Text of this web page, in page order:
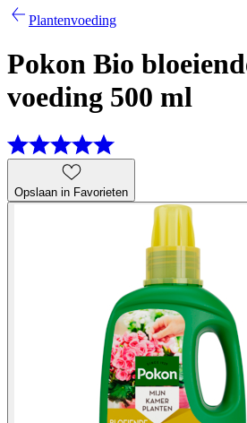
Plantenvoeding
Pokon Bio
voeding 500 ml
Opslaan in Favorieten